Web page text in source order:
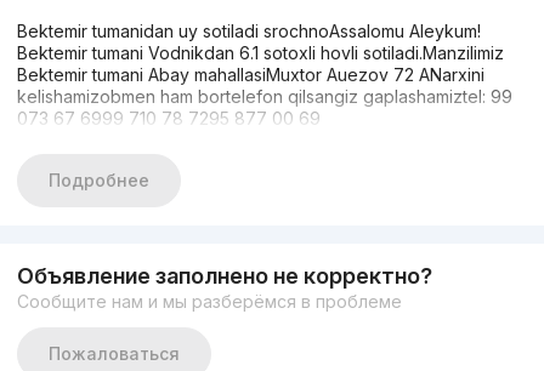
Bektemir tumanidan uy sotiladi srochnoAssalomu Aleykum!
Bektemir tumani Vodnikdan 6.1 sotoxli hovli sotiladi.Manzilimiz
Bektemir tumani Abay mahallasiMuxtor Auezov 72 ANarxini
kelishamizobmen ham bortelefon qilsangiz gaplashamiztel: 99
073 67 6999 710 78 7295 877 00 69
Подробнее
Объявление заполнено не корректно?
Сообщите нам и мы разберёмся в проблеме
Пожаловаться